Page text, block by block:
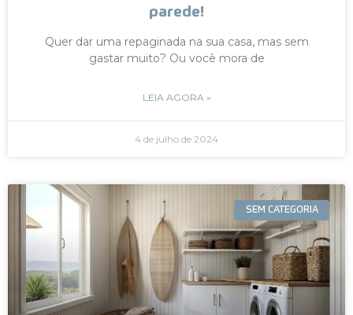
parede!
Quer dar uma repaginada na sua casa, mas sem
gastar muito? Ou você mora de
LEIA AGORA »
4 de julho de 2024
SEM CATEGORIA